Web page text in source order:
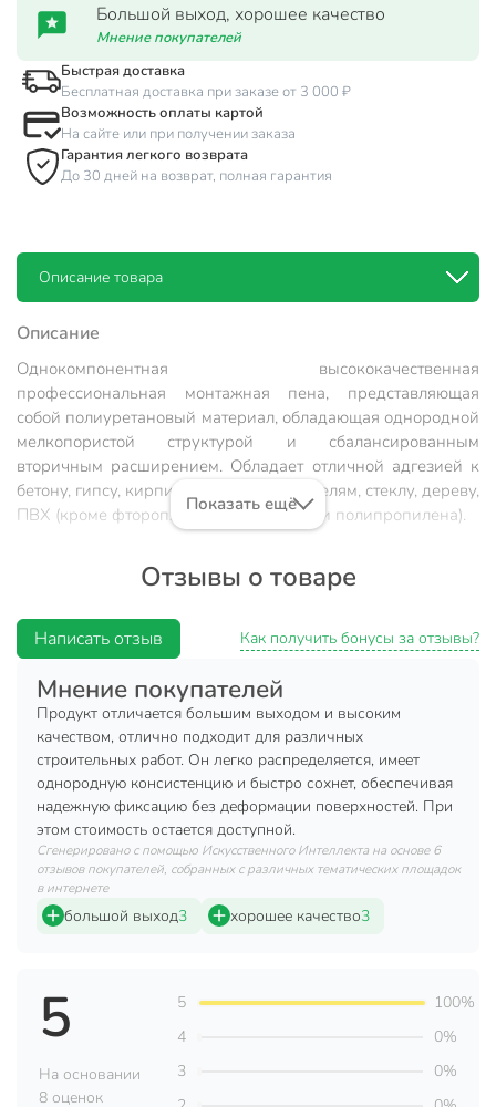
Большой выход, хорошее качество
Мнение покупателей
Быстрая доставка
Бесплатная доставка при заказе от 3 000 ₽
Возможность оплаты картой
На сайте или при получении заказа
Гарантия легкого возврата
До 30 дней на возврат, полная гарантия
Описание товара
Описание
Однокомпонентная высококачественная
профессиональная монтажная пена, представляющая
собой полиуретановый материал, обладающая однородной
мелкопористой структурой и сбалансированным
вторичным расширением. Обладает отличной адгезией к
бетону, гипсу, кирпичу, напольным панелям, стеклу, дереву,
ПВХ (кроме фторопласта, полиэтилена и полипропилена).
Выход пены более 70 литров (в зависимости от
температуры окружающей среды и влажности
Время предварительной обработки: 45 мин;
Содержит замедлитель горения;
Преимущества:
Благодаря специальной рецептуре выход пены
больше, чем у аналогов на рынке;
Сохраняет характеристики в условиях низкой
влажности окружающей среды;
Отличается низким влагопоглощением;
Техническая информация
Объем, мл
Показать ещё
Отзывы о товаре
Написать отзыв Как получить бонусы за отзывы?
Мнение покупателей
Продукт отличается большим выходом и высоким
качеством, отлично подходит для различных
строительных работ. Он легко распределяется, имеет
однородную консистенцию и быстро сохнет, обеспечивая
надежную фиксацию без деформации поверхностей. При
этом стоимость остается доступной.
Сгенерировано с помощью Искусственного Интеллекта на основе 6
отзывов покупателей, собранных с различных тематических площадок
в интернете
большой выход3 хорошее качество3
5
На основании
8 оценок
5
100%
4
0%
3
0%